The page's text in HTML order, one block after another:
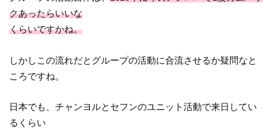
クあったらいいな
くらいですかね。
しかしこの流れだとグループの活動に合流させるか疑問なと
ころですね。
日本でも、チャンヨルとセフンのユニット活動で来日してい
るくらい